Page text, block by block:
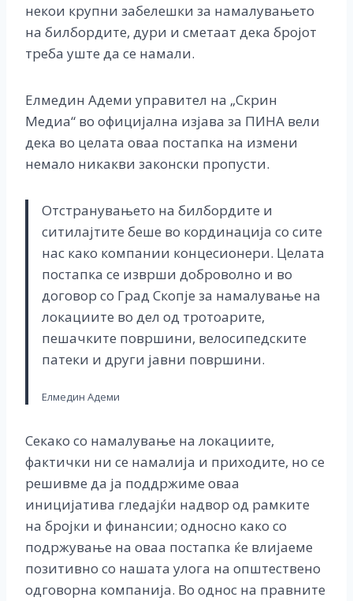
некои крупни забелешки за намалувањето
на билбордите, дури и сметаат дека бројот
треба уште да се намали.
Елмедин Адеми управител на „Скрин
Медиа“ во официјална изјава за ПИНА вели
дека во целата оваа пoстапка на измени
немало никакви законски пропусти.
Отстранувањето на билбордите и
ситилајтите беше во кординација со сите
нас како компании концесионери. Целата
постапка се изврши доброволно и во
договор со Град Скопје за намалување на
локациите во дел од тротоарите,
пешачките површини, велосипедските
патеки и други јавни површини.
Елмедин Адеми
Секако со намалување на локациите,
фактички ни се намалија и приходите, но се
решивме да ја поддржиме оваа
иницијатива гледајќи надвор од рамките
на бројки и финансии; oдносно како со
подржување на оваа постапка ќе влијаеме
позитивно со нашата улога на општествено
одговорна компанија. Во однос на правните